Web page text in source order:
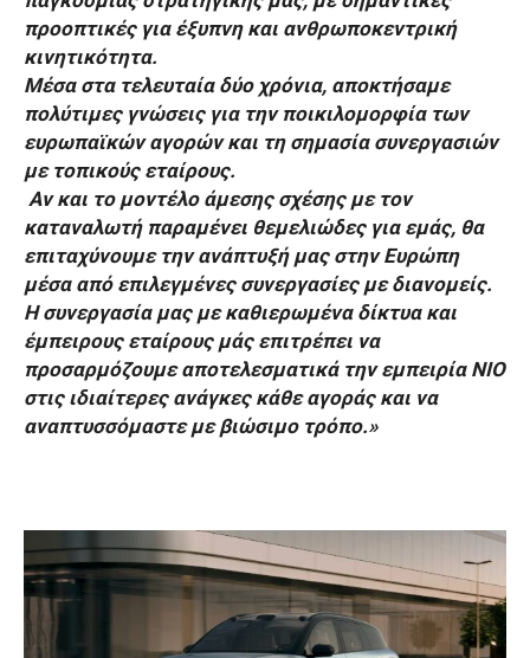
προοπτικές για έξυπνη και ανθρωποκεντρική
κινητικότητα.
Μέσα στα τελευταία δύο χρόνια, αποκτήσαμε
πολύτιμες γνώσεις για την ποικιλομορφία των
ευρωπαϊκών αγορών και τη σημασία συνεργασιών
με τοπικούς εταίρους.
Αν και το μοντέλο άμεσης σχέσης με τον
καταναλωτή παραμένει θεμελιώδες για εμάς, θα
επιταχύνουμε την ανάπτυξή μας στην Ευρώπη
μέσα από επιλεγμένες συνεργασίες με διανομείς.
Η συνεργασία μας με καθιερωμένα δίκτυα και
έμπειρους εταίρους μάς επιτρέπει να
προσαρμόζουμε αποτελεσματικά την εμπειρία NIO
στις ιδιαίτερες ανάγκες κάθε αγοράς και να
αναπτυσσόμαστε με βιώσιμο τρόπο.»